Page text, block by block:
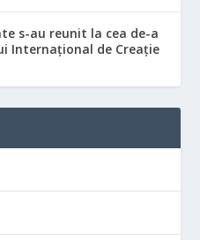
s-au reunit la cea de-a
Internațional de Creație